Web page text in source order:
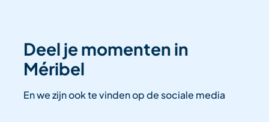
Deel je momenten in
Méribel
En we zijn ook te vinden op de sociale media